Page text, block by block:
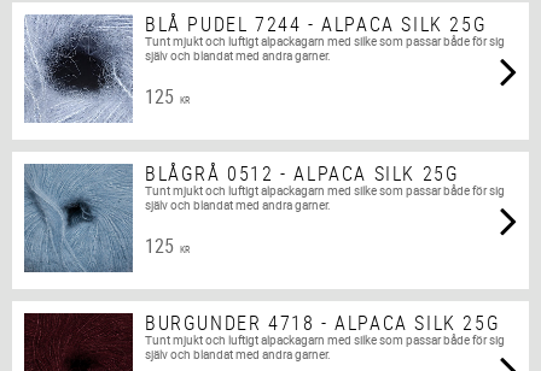
BLÅ PUDEL 7244 - ALPACA SILK 25G
Tunt mjukt och luftigt alpackagarn med silke som passar både för sig
själv och blandat med andra garner.
125 KR
BLÅGRÅ 0512 - ALPACA SILK 25G
Tunt mjukt och luftigt alpackagarn med silke som passar både för sig
själv och blandat med andra garner.
125 KR
BURGUNDER 4718 - ALPACA SILK 25G
Tunt mjukt och luftigt alpackagarn med silke som passar både för sig
själv och blandat med andra garner.